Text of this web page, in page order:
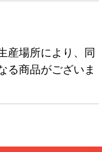
産場所により、同
る商品がございま